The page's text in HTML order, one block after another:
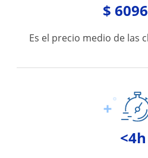
$
Es el precio medio de las
<4h